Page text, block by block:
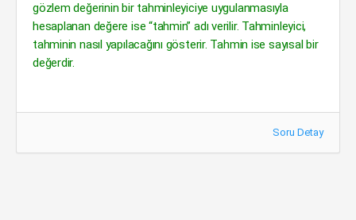
gözlem değerinin bir tahminleyiciye uygulanmasıyla
hesaplanan değere ise “tahmin” adı verilir. Tahminleyici,
tahminin nasıl yapılacağını gösterir. Tahmin ise sayısal bir
değerdir.
Soru Detay